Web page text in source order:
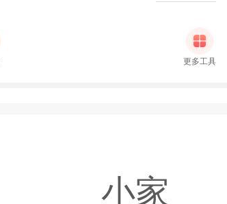
更多工具
小家